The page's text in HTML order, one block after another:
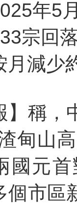
年5
宗回
月減少
】稱
甸山
國元
個市區